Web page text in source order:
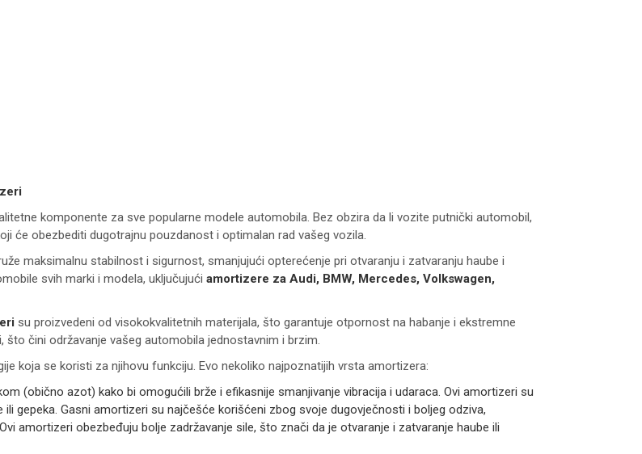
komponente za sve popularne modele automobila. Bez obzira da li vozite putnički automobil,
će obezbediti dugotrajnu pouzdanost i optimalan rad vašeg vozila.
maksimalnu stabilnost i sigurnost, smanjujući opterećenje pri otvaranju i zatvaranju haube i
svih marki i modela, uključujući amortizere za Audi, BMW, Mercedes, Volkswagen,
su proizvedeni od visokokvalitetnih materijala, što garantuje otpornost na habanje i ekstremne
čini održavanje vašeg automobila jednostavnim i brzim.
koja se koristi za njihovu funkciju. Evo nekoliko najpoznatijih vrsta amortizera:
(obično azot) kako bi omogućili brže i efikasnije smanjivanje vibracija i udaraca. Ovi amortizeri su
gepeka. Gasni amortizeri su najčešće korišćeni zbog svoje dugovječnosti i boljeg odziva,
amortizeri obezbeđuju bolje zadržavanje sile, što znači da je otvaranje i zatvaranje haube ili